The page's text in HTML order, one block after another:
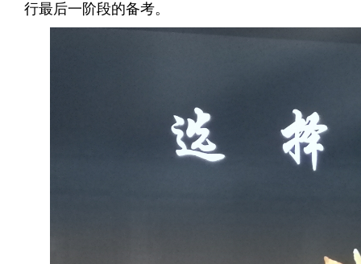
行最后一阶段的备考。